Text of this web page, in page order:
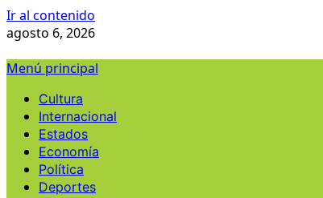
Ir al contenido
agosto 6, 2026
Menú principal
Cultura
Internacional
Estados
Economía
Política
Deportes